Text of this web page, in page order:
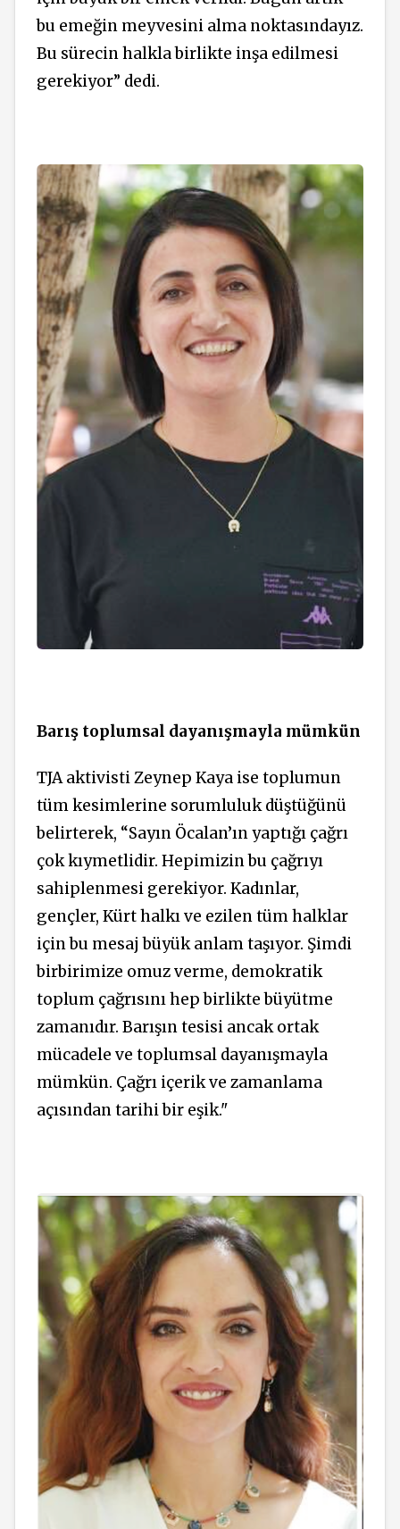
bu emeğin meyvesini alma noktasındayız.
Bu sürecin halkla birlikte inşa edilmesi
gerekiyor” dedi.
Barış toplumsal dayanışmayla mümkün
TJA aktivisti Zeynep Kaya ise toplumun
tüm kesimlerine sorumluluk düştüğünü
belirterek, “Sayın Öcalan’ın yaptığı çağrı
çok kıymetlidir. Hepimizin bu çağrıyı
sahiplenmesi gerekiyor. Kadınlar,
gençler, Kürt halkı ve ezilen tüm halklar
için bu mesaj büyük anlam taşıyor. Şimdi
birbirimize omuz verme, demokratik
toplum çağrısını hep birlikte büyütme
zamanıdır. Barışın tesisi ancak ortak
mücadele ve toplumsal dayanışmayla
mümkün. Çağrı içerik ve zamanlama
açısından tarihi bir eşik."